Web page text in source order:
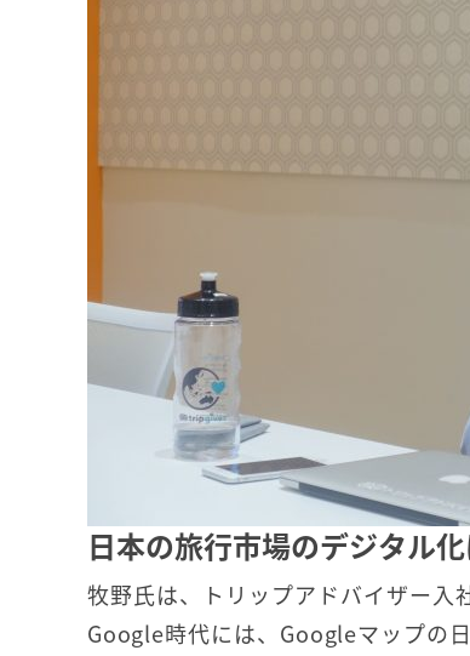
日本の旅行市場のデジタル
牧野氏は、トリップアドバイザー入
Google時代には、Googleマップの